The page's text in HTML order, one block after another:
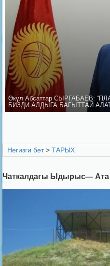
Өкүл Абсаттар СЫРГАБАЕВ:
БИЗДИ АЛДЫГА БАГЫТТАЙ
Негизги бет> ТАРЫХ
Чаткалдагы Ыдырыс— Ата